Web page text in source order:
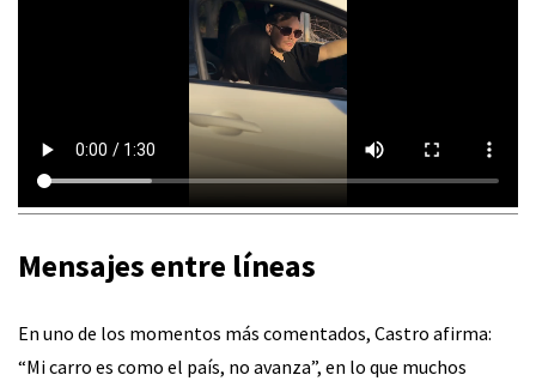
Mensajes entre líneas
En uno de los momentos más comentados, Castro afirma:
“Mi carro es como el país, no avanza”, en lo que muchos